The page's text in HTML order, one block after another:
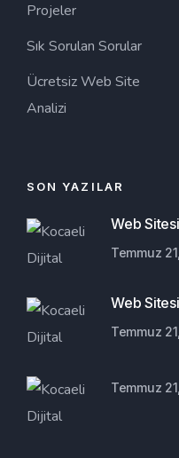
Projeler
Sık Sorulan Sorular
Ücretsiz Web Site
Analizi
SON YAZILAR
Web
Temmuz
Web
Temmuz
Temmuz